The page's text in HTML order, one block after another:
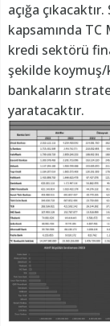
açığa
kapsamında TC
kredi sektörü
şekilde koymuş/
bankaların
yaratacaktır.